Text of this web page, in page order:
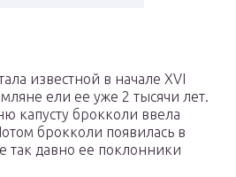
известной в начале XVI
ели ее уже 2 тысячи лет.
капусту брокколи ввела
брокколи появилась в
так давно ее поклонники